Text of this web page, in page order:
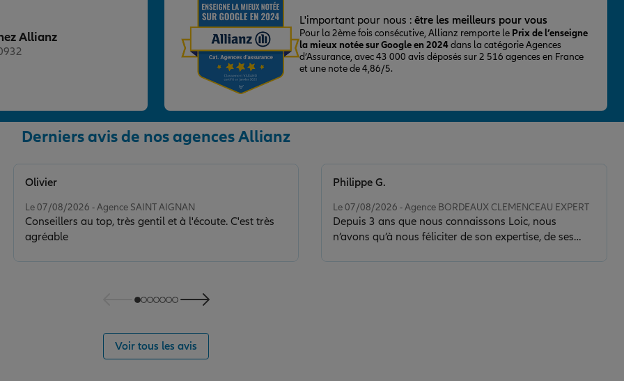
Allianz
L'important pour nous : être les meilleurs pour vous
Pour la 2ème fois consécutive, Allianz remporte le Prix de l’enseigne
la mieux notée sur Google en 2024dans la catégorie Agences
d’Assurance, avec 43 000 avis déposés sur 2 516 agences en France
et une note de 4,86/5.
Derniers avis de nos agences Allianz
Le 07/08/2026 - Agence SAINT AIGNAN
Conseillers au top, très gentil et à l'écoute. C'est très
agréable
Olivier
Le 07/08/2026 - Agence BORDEAUX CLEMENCEAU EXPERT
Depuis 3 ans que nous connaissons Loic, nous
n’avons qu’à nous féliciter de son expertise, de ses
Philippe G.
Voir tous les avis